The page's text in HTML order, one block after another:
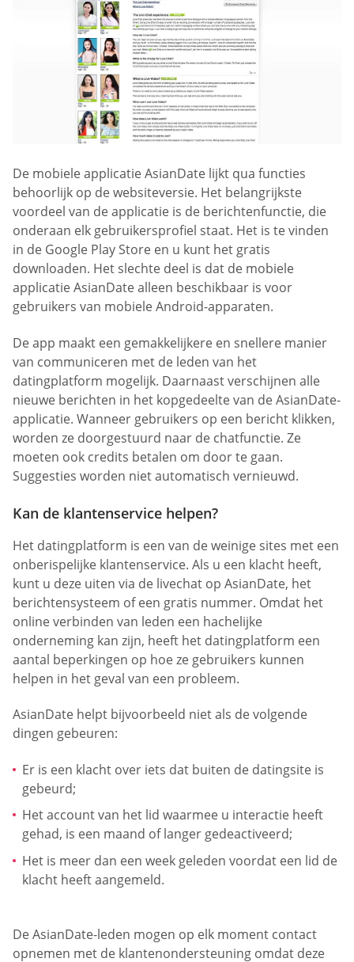
De mobiele applicatie AsianDate lijkt qua functies
behoorlijk op de websiteversie. Het belangrijkste
voordeel van de applicatie is de berichtenfunctie, die
onderaan elk gebruikersprofiel staat. Het is te vinden
in de Google Play Store en u kunt het gratis
downloaden. Het slechte deel is dat de mobiele
applicatie AsianDate alleen beschikbaar is voor
gebruikers van mobiele Android-apparaten.
De app maakt een gemakkelijkere en snellere manier
van communiceren met de leden van het
datingplatform mogelijk. Daarnaast verschijnen alle
nieuwe berichten in het kopgedeelte van de AsianDate-
applicatie. Wanneer gebruikers op een bericht klikken,
worden ze doorgestuurd naar de chatfunctie. Ze
moeten ook credits betalen om door te gaan.
Suggesties worden niet automatisch vernieuwd.
Kan de klantenservice helpen?
Het datingplatform is een van de weinige sites met een
onberispelijke klantenservice. Als u een klacht heeft,
kunt u deze uiten via de livechat op AsianDate, het
berichtensysteem of een gratis nummer. Omdat het
online verbinden van leden een hachelijke
onderneming kan zijn, heeft het datingplatform een
aantal beperkingen op hoe ze gebruikers kunnen
helpen in het geval van een probleem.
AsianDate helpt bijvoorbeeld niet als de volgende
dingen gebeuren:
Er is een klacht over iets dat buiten de datingsite is
gebeurd;
Het account van het lid waarmee u interactie heeft
gehad, is een maand of langer gedeactiveerd;
Het is meer dan een week geleden voordat een lid de
klacht heeft aangemeld.
De AsianDate-leden mogen op elk moment contact
opnemen met de klantenondersteuning omdat deze